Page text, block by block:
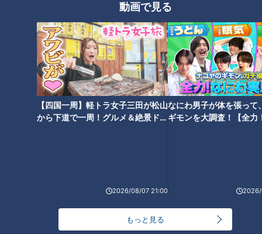
動画で見る
【四国一周】軽トラ女子三田が松山
から下道で一周！グルメ＆絶景ドラ
2026/08/07 21:00
なにわ男子が体を張って
ギモンを大調査！【全力
2026/
もっと見る
ランキング
RANKING
っと125kmの自転車旅！【チャント！特集】
大学のサークルで増える？複数のスポーツを融合さ